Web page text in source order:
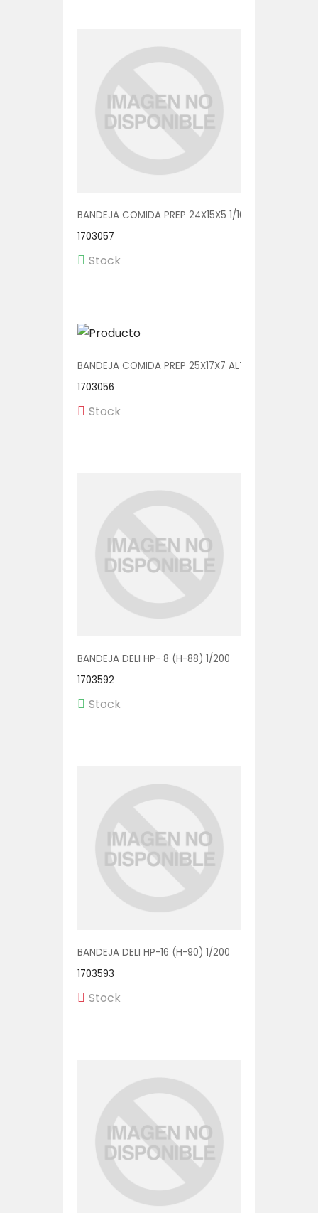
BANDEJA COMIDA PREP 24X15X5 1/100 (2415-33N)
1703057
Stock
BANDEJA COMIDA PREP 25X17X7 ALTA 1/250
1703056
Stock
BANDEJA DELI HP- 8 (H-88) 1/200
1703592
Stock
BANDEJA DELI HP-16 (H-90) 1/200
1703593
Stock